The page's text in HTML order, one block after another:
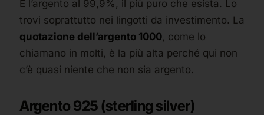
È l’argento al 99,9%, il più puro che esista. Lo
trovi soprattutto nei lingotti da investimento. La
quotazione dell’argento 1000, come lo
chiamano in molti, è la più alta perché qui non
c’è quasi niente che non sia argento.
Argento 925 (sterling silver)